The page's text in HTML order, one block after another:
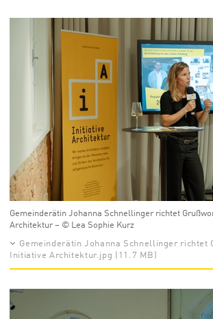
Gemeinderätin Johanna Schnellinger richtet
Architektur – © Lea Sophie Kurz
Gemeinderätin Johanna Schnellinger richtet
Initiative Architektur.jpg (11.7 MB)